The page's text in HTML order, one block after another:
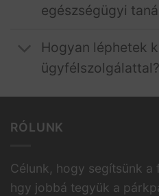
egészségügyi
Hogyan léphetek
ügyfélszolgálattal?
RÓLUNK
Célunk, hogy segítsünk a
hgy jobbá tegyük a